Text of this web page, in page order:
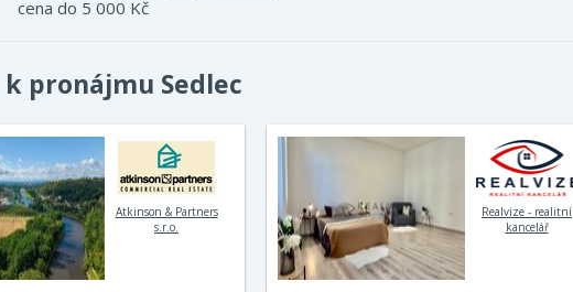
cena do 5 000 Kč
k pronájmu Sedlec
Atkinson & Partners
s.r.o.
Realvize - realitní
kancelář